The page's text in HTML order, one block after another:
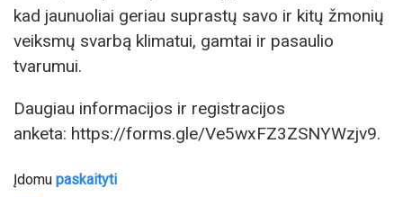
kad jaunuoliai geriau suprastų savo ir kitų žmonių
veiksmų svarbą klimatui, gamtai ir pasaulio
tvarumui.
Daugiau informacijos ir registracijos
anketa: https://forms.gle/Ve5wxFZ3ZSNYWzjv9.
Įdomu paskaityti